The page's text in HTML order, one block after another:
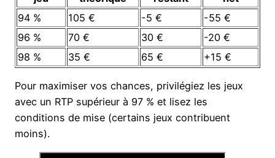
94 %
105 € -5 €
-55 €
96 %
70 € 30 €
-20 €
98 %
35 € 65 € +15 €
Pour maximiser vos chances, privilégiez les jeux
avec un RTP supérieur à 97 % et lisez les
conditions de mise (certains jeux contribuent
moins).